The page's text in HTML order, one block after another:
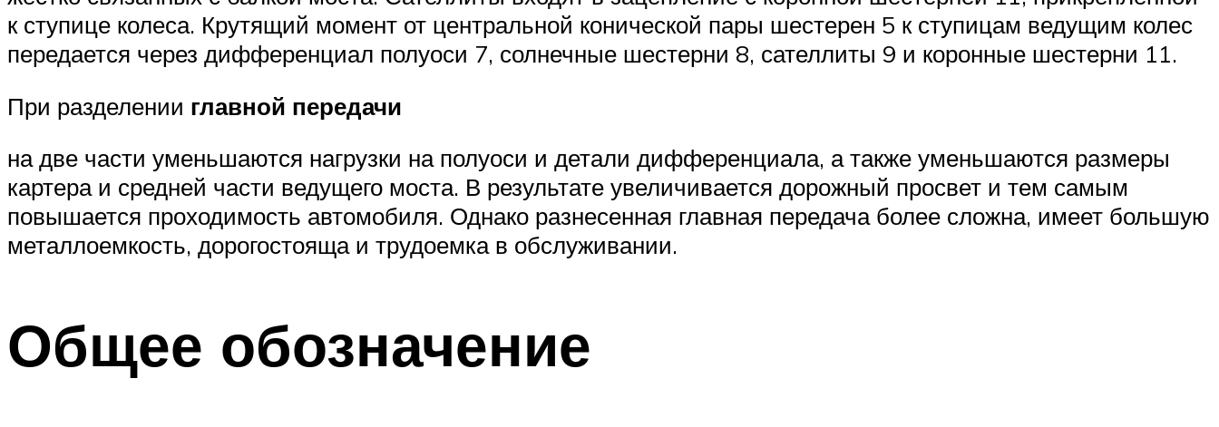
к ступице колеса. Крутящий момент от центральной конической пары шестерен 5 к ступицам ведущим колес
передается через дифференциал полуоси 7, солнечные шестерни 8, сателлиты 9 и коронные шестерни 11.
При разделении главной передачи
на две части уменьшаются нагрузки на полуоси и детали дифференциала, а также уменьшаются размеры
картера и средней части ведущего моста. В результате увеличивается дорожный просвет и тем самым
повышается проходимость автомобиля. Однако разнесенная главная передача более сложна, имеет большую
металлоемкость, дорогостояща и трудоемка в обслуживании.
Общее обозначение